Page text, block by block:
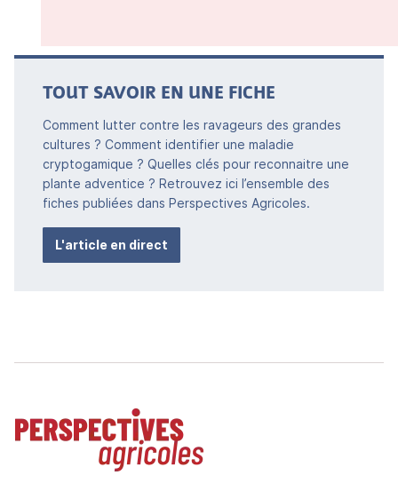
TOUT SAVOIR EN UNE FICHE
Comment lutter contre les ravageurs des grandes
cultures ? Comment identifier une maladie
cryptogamique ? Quelles clés pour reconnaitre une
plante adventice ? Retrouvez ici l’ensemble des
fiches publiées dans Perspectives Agricoles.
L'article en direct